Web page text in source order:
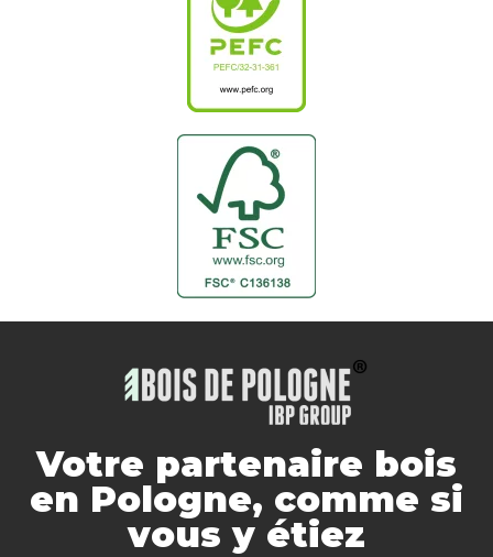
Votre partenaire bois
en Pologne, comme si
vous y étiez